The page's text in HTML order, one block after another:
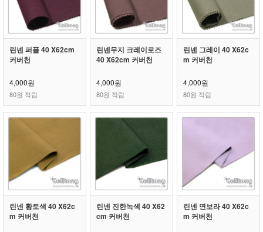
린넨 퍼플 40 X62cm
커버천
4,000원
80원 적립
린넨무지 크레이로즈
40 X62cm 커버천
4,000원
80원 적립
린넨 그레이 40 X62c
m 커버천
4,000원
80원 적립
린넨 황토색 40 X62c
m 커버천
린넨 진한녹색 40 X62
cm 커버천
린넨 연보라 40 X62c
m 커버천